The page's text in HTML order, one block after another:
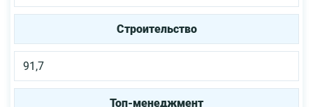
Строительство
91,7
Топ-менеджмент